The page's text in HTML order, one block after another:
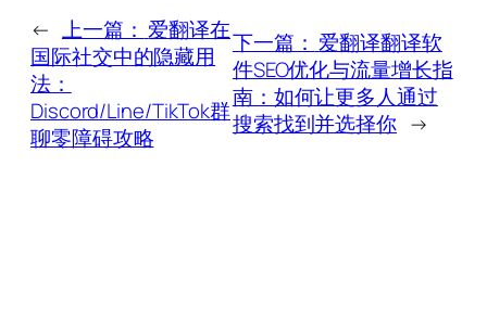
← 上一篇： 爱翻译在
国际社交中的隐藏用
法：
Discord/Line/TikTok群
聊零障碍攻略
下一篇： 爱翻译翻译软
件SEO优化与流量增长指
南：如何让更多人通过
搜索找到并选择你 →